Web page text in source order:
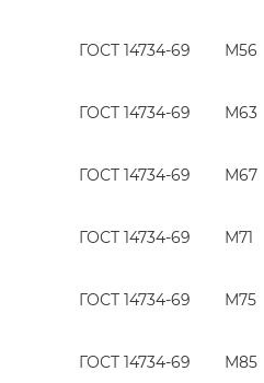
ГОСТ 14734-69 М56
ГОСТ 14734-69 М63
ГОСТ 14734-69 М67
ГОСТ 14734-69 М71
ГОСТ 14734-69 М75
ГОСТ 14734-69 М85